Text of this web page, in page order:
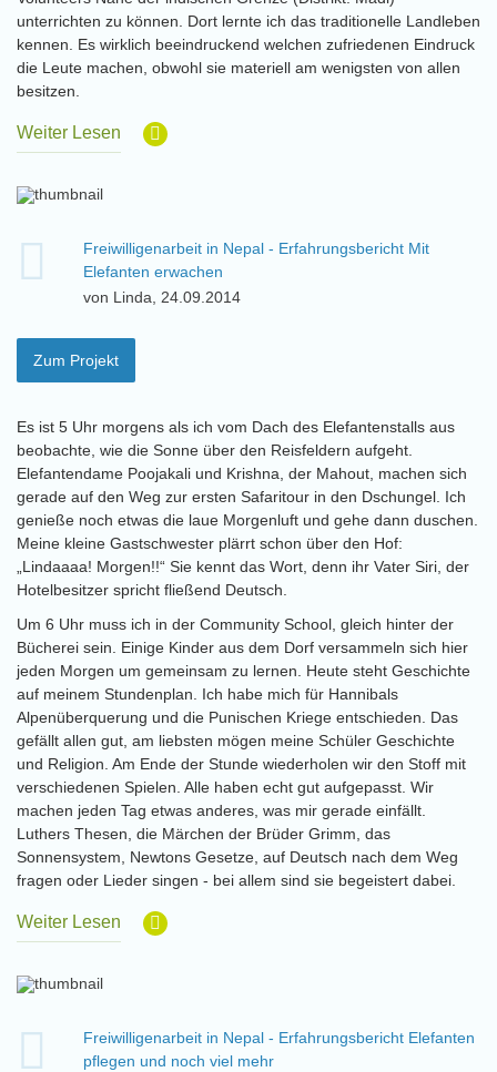
unterrichten zu können. Dort lernte ich das traditionelle Landleben
kennen. Es wirklich beeindruckend welchen zufriedenen Eindruck
die Leute machen, obwohl sie materiell am wenigsten von allen
besitzen.
Weiter Lesen
Freiwilligenarbeit in Nepal - Erfahrungsbericht Mit
Elefanten erwachen
von Linda, 24.09.2014
Zum Projekt
Es ist 5 Uhr morgens als ich vom Dach des Elefantenstalls aus
beobachte, wie die Sonne über den Reisfeldern aufgeht.
Elefantendame Poojakali und Krishna, der Mahout, machen sich
gerade auf den Weg zur ersten Safaritour in den Dschungel. Ich
genieße noch etwas die laue Morgenluft und gehe dann duschen.
Meine kleine Gastschwester plärrt schon über den Hof:
„Lindaaaa! Morgen!!“ Sie kennt das Wort, denn ihr Vater Siri, der
Hotelbesitzer spricht fließend Deutsch.
Um 6 Uhr muss ich in der Community School, gleich hinter der
Bücherei sein. Einige Kinder aus dem Dorf versammeln sich hier
jeden Morgen um gemeinsam zu lernen. Heute steht Geschichte
auf meinem Stundenplan. Ich habe mich für Hannibals
Alpenüberquerung und die Punischen Kriege entschieden. Das
gefällt allen gut, am liebsten mögen meine Schüler Geschichte
und Religion. Am Ende der Stunde wiederholen wir den Stoff mit
verschiedenen Spielen. Alle haben echt gut aufgepasst. Wir
machen jeden Tag etwas anderes, was mir gerade einfällt.
Luthers Thesen, die Märchen der Brüder Grimm, das
Sonnensystem, Newtons Gesetze, auf Deutsch nach dem Weg
fragen oder Lieder singen - bei allem sind sie begeistert dabei.
Weiter Lesen
Freiwilligenarbeit in Nepal - Erfahrungsbericht Elefanten
pflegen und noch viel mehr